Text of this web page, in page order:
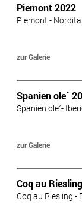
Piemont 2022
Piemont -
zur Galerie
Spanien ole´
Spanien ole´-
zur Galerie
Coq au
Coq au Riesling